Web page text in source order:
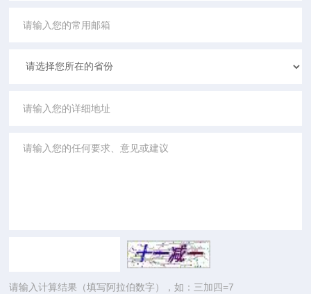
请输入计算结果（填写阿拉伯数字），如：三加四=7